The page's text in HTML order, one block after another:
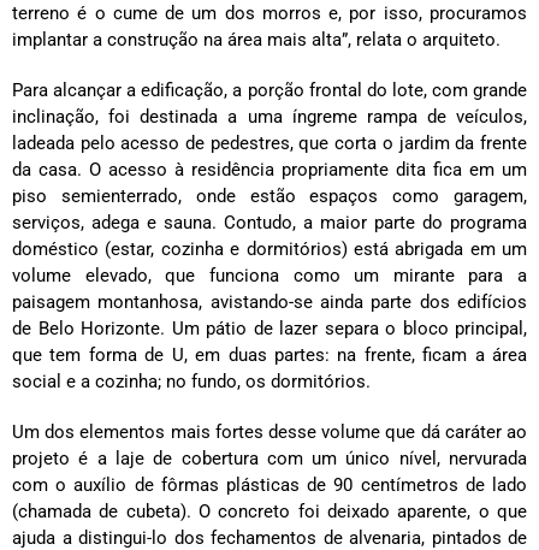
terreno é o cume de um dos morros e, por isso, procuramos
implantar a construção na área mais alta”, relata o arquiteto.
Para alcançar a edificação, a porção frontal do lote, com grande
inclinação, foi destinada a uma íngreme rampa de veículos,
ladeada pelo acesso de pedestres, que corta o jardim da frente
da casa. O acesso à residência propriamente dita fica em um
piso semienterrado, onde estão espaços como garagem,
serviços, adega e sauna. Contudo, a maior parte do programa
doméstico (estar, cozinha e dormitórios) está abrigada em um
volume elevado, que funciona como um mirante para a
paisagem montanhosa, avistando-se ainda parte dos edifícios
de Belo Horizonte. Um pátio de lazer separa o bloco principal,
que tem forma de U, em duas partes: na frente, ficam a área
social e a cozinha; no fundo, os dormitórios.
Um dos elementos mais fortes desse volume que dá caráter ao
projeto é a laje de cobertura com um único nível, nervurada
com o auxílio de fôrmas plásticas de 90 centímetros de lado
(chamada de cubeta). O concreto foi deixado aparente, o que
ajuda a distingui-lo dos fechamentos de alvenaria, pintados de